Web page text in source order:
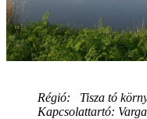
Régió:
Tisza tó
Kapcsolattartó: